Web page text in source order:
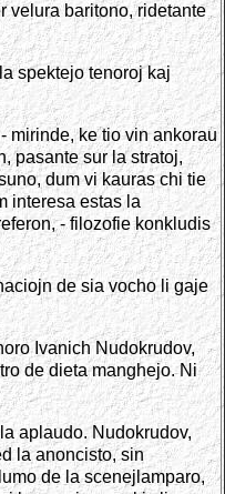
velura baritono, ridetante
spektejo tenoroj kaj
mirinde, ke tio vin ankorau
pasante sur la stratoj,
dum vi kauras chi tie
interesa estas la
- filozofie konkludis
de sia vocho li gaje
Ivanich Nudokrudov,
de dieta manghejo. Ni
aplaudo. Nudokrudov,
la anoncisto, sin
de la scenejlamparo,